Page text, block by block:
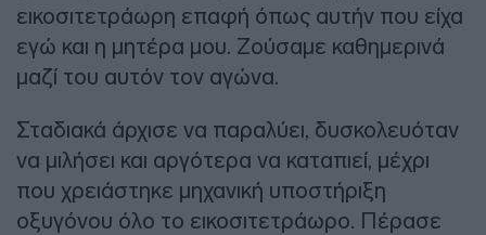
εικοσιτετράωρη επαφή όπως αυτήν που είχα
εγώ και η μητέρα μου. Ζούσαμε καθημερινά
μαζί του αυτόν τον αγώνα.
Σταδιακά άρχισε να παραλύει, δυσκολευόταν
να μιλήσει και αργότερα να καταπιεί, μέχρι
που χρειάστηκε μηχανική υποστήριξη
οξυγόνου όλο το εικοσιτετράωρο. Πέρασε